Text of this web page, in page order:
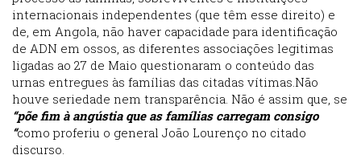
internacionais independentes (que têm esse direito) e
de, em Angola, não haver capacidade para identificação
de ADN em ossos, as diferentes associações legitimas
ligadas ao 27 de Maio questionaram o conteúdo das
urnas entregues às famílias das citadas vítimas.Não
houve seriedade nem transparência. Não é assim que, se
“põe fim à angústia que as famílias carregam consigo
“como proferiu o general João Lourenço no citado
discurso.